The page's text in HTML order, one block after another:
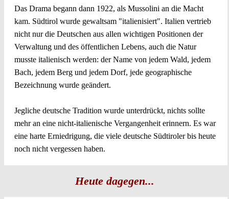
Das Drama begann dann 1922, als Mussolini an die Macht
kam. Südtirol wurde gewaltsam "italienisiert". Italien vertrieb
nicht nur die Deutschen aus allen wichtigen Positionen der
Verwaltung und des öffentlichen Lebens, auch die Natur
musste italienisch werden: der Name von jedem Wald, jedem
Bach, jedem Berg und jedem Dorf, jede geographische
Bezeichnung wurde geändert.
Jegliche deutsche Tradition wurde unterdrückt, nichts sollte
mehr an eine nicht-italienische Vergangenheit erinnern. Es war
eine harte Erniedrigung, die viele deutsche Südtiroler bis heute
noch nicht vergessen haben.
Heute dagegen...